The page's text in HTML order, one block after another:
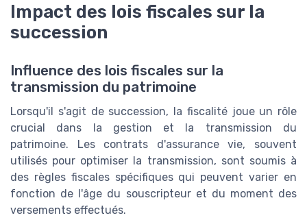
Impact des lois fiscales sur la
succession
Influence des lois fiscales sur la
transmission du patrimoine
Lorsqu'il s'agit de succession, la fiscalité joue un rôle
crucial dans la gestion et la transmission du
patrimoine. Les contrats d'assurance vie, souvent
utilisés pour optimiser la transmission, sont soumis à
des règles fiscales spécifiques qui peuvent varier en
fonction de l'âge du souscripteur et du moment des
versements effectués.